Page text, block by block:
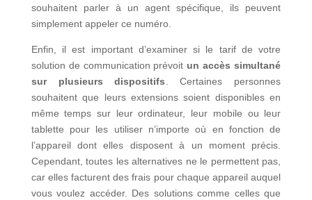
souhaitent parler à un agent spécifique, ils peuvent
simplement appeler ce numéro.
Enfin, il est important d’examiner si le tarif de votre
solution de communication prévoit un accès simultané
sur plusieurs dispositifs. Certaines personnes
souhaitent que leurs extensions soient disponibles en
même temps sur leur ordinateur, leur mobile ou leur
tablette pour les utiliser n’importe où en fonction de
l’appareil dont elles disposent à un moment précis.
Cependant, toutes les alternatives ne le permettent pas,
car elles facturent des frais pour chaque appareil auquel
vous voulez accéder. Des solutions comme celles que